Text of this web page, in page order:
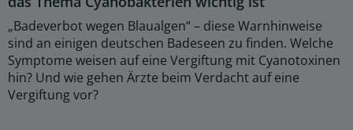
„Badeverbot wegen Blaualgen“ – diese Warnhinweise
sind an einigen deutschen Badeseen zu finden. Welche
Symptome weisen auf eine Vergiftung mit Cyanotoxinen
hin? Und wie gehen Ärzte beim Verdacht auf eine
Vergiftung vor?